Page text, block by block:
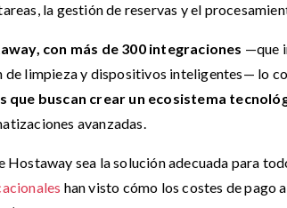
la gestión de reservas y el
con más de 300 integraciones —que
limpieza y dispositivos inteligentes— lo
buscan crear un ecosistema
avanzadas.
Hostaway sea la solución adecuada para
han visto cómo los costes de pago